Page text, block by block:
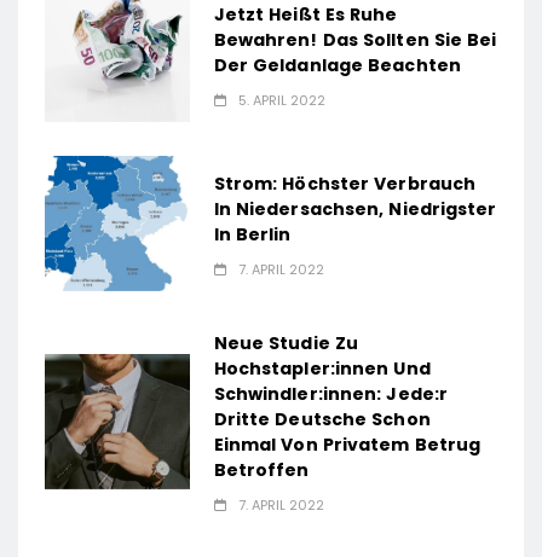
Jetzt Heißt Es Ruhe
Bewahren! Das Sollten Sie Bei
Der Geldanlage Beachten
5. APRIL 2022
Strom: Höchster Verbrauch
In Niedersachsen, Niedrigster
In Berlin
7. APRIL 2022
Neue Studie Zu
Hochstapler:innen Und
Schwindler:innen: Jede:r
Dritte Deutsche Schon
Einmal Von Privatem Betrug
Betroffen
7. APRIL 2022